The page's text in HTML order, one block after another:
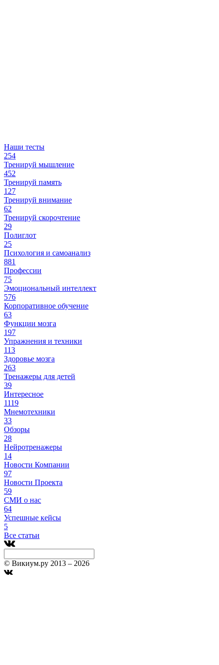
Наши тесты
254
Тренируй мышление
452
Тренируй память
127
Тренируй внимание
62
Тренируй скорочтение
29
Полиглот
25
Психология и самоанализ
881
Профессии
75
Эмоциональный интеллект
576
Корпоративное обучение
63
Функции мозга
197
Упражнения и техники
113
Здоровье мозга
263
Тренажеры для детей
39
Интересное
1119
Мнемотехники
33
Обзоры
28
Нейротренажеры
14
Новости Компании
97
Новости Проекта
59
СМИ о нас
64
Успешные кейсы
5
Все статьи
© Викиум.ру 2013 – 2026